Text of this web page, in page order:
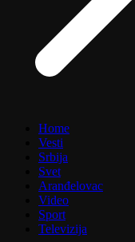
Home
Vesti
Srbija
Svet
Aranđelovac
Video
Sport
Televizija